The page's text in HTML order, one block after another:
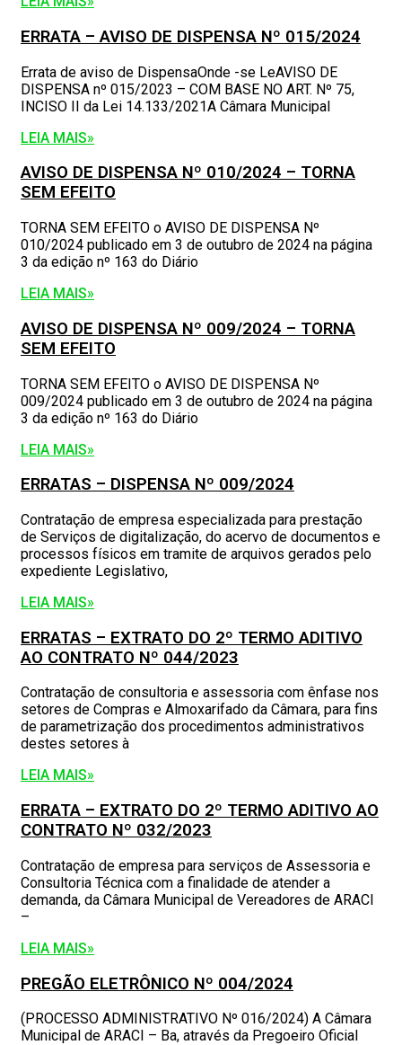
ERRATA – AVISO DE DISPENSA Nº 015/2024
Errata de aviso de DispensaOnde -se LeAVISO DE
DISPENSA nº 015/2023 – COM BASE NO ART. Nº 75,
INCISO II da Lei 14.133/2021A Câmara Municipal
LEIA MAIS»
AVISO DE DISPENSA Nº 010/2024 – TORNA
SEM EFEITO
TORNA SEM EFEITO o AVISO DE DISPENSA Nº
010/2024 publicado em 3 de outubro de 2024 na página
3 da edição nº 163 do Diário
LEIA MAIS»
AVISO DE DISPENSA Nº 009/2024 – TORNA
SEM EFEITO
TORNA SEM EFEITO o AVISO DE DISPENSA Nº
009/2024 publicado em 3 de outubro de 2024 na página
3 da edição nº 163 do Diário
LEIA MAIS»
ERRATAS – DISPENSA Nº 009/2024
Contratação de empresa especializada para prestação
de Serviços de digitalização, do acervo de documentos e
processos físicos em tramite de arquivos gerados pelo
expediente Legislativo,
LEIA MAIS»
ERRATAS – EXTRATO DO 2º TERMO ADITIVO
AO CONTRATO Nº 044/2023
Contratação de consultoria e assessoria com ênfase nos
setores de Compras e Almoxarifado da Câmara, para fins
de parametrização dos procedimentos administrativos
destes setores à
LEIA MAIS»
ERRATA – EXTRATO DO 2º TERMO ADITIVO AO
CONTRATO Nº 032/2023
Contratação de empresa para serviços de Assessoria e
Consultoria Técnica com a finalidade de atender a
demanda, da Câmara Municipal de Vereadores de ARACI
–
LEIA MAIS»
PREGÃO ELETRÔNICO Nº 004/2024
(PROCESSO ADMINISTRATIVO Nº 016/2024) A Câmara
Municipal de ARACI – Ba, através da Pregoeiro Oficial